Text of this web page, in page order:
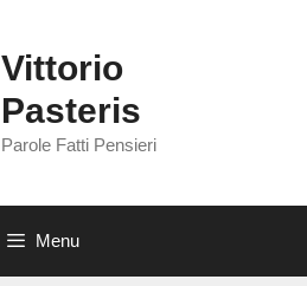
Vittorio
Pasteris
Parole Fatti Pensieri
Menu